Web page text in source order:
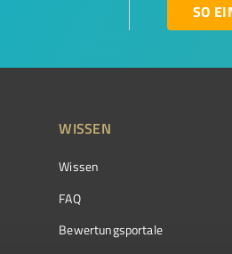
SO
WISSEN
Wissen
FAQ
Bewertungsportale